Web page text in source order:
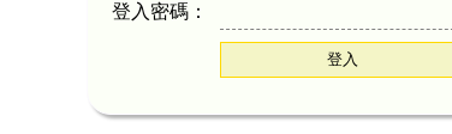
登入密碼：